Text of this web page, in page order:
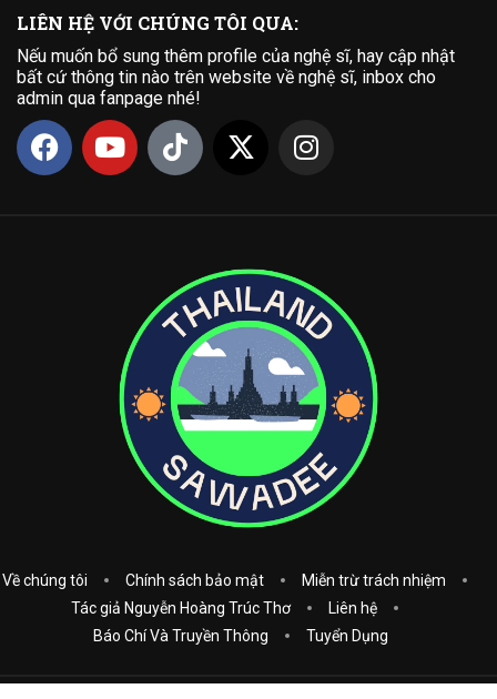
LIÊN HỆ VỚI CHÚNG TÔI QUA:
Nếu muốn bổ sung thêm profile của nghệ sĩ, hay cập nhật
bất cứ thông tin nào trên website về nghệ sĩ, inbox cho
admin qua fanpage nhé!
Về chúng tôi Chính sách bảo mật
Miễn trừ trách nhiệm
Tác giả Nguyễn Hoàng Trúc Thơ
Liên hệ
Báo Chí Và Truyền Thông
Tuyển Dụng